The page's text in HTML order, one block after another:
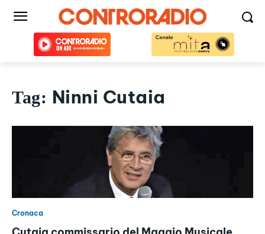
Tag: Ninni Cutaia
Cronaca